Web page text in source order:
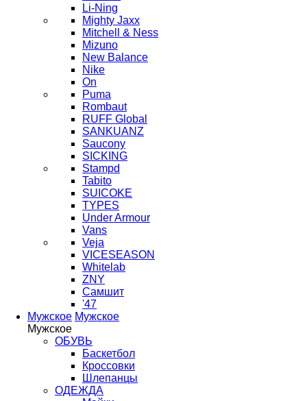
Li-Ning
Mighty Jaxx
Mitchell & Ness
Mizuno
New Balance
Nike
On
Puma
Rombaut
RUFF Global
SANKUANZ
Saucony
SICKING
Stampd
Tabito
SUICOKE
TYPES
Under Armour
Vans
Veja
VICESEASON
Whitelab
ZNY
Самшит
'47
Мужское Мужское
Мужское
ОБУВЬ
Баскетбол
Кроссовки
Шлепанцы
ОДЕЖДА